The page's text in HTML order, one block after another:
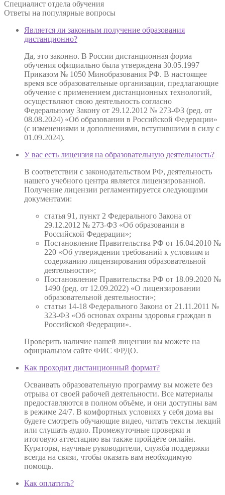
Специалист отдела обучения
Ответы на популярные вопросы
Является ли законным получение образования
дистанционно?
Да, это законно. В России дистанционная форма
обучения официально была утверждена 30.05.1997
Приказом № 1050 Минобразования РФ. В настоящее
время все образовательные организации, предлагающие
обучение с применением дистанционных технологий,
осуществляют свою деятельность согласно
Федеральному Закону от 29.12.2012 № 273-ФЗ (ред. от
08.08.2024) «Об образовании в Российской Федерации»
(с изменениями и дополнениями, вступившими в силу с
01.09.2024).
У вас есть лицензия на образовательную деятельность?
В соответствии с законодательством РФ, деятельность
нашего учебного центра является лицензированной.
Получение лицензии регламентируется следующими
документами:
статья 91, пункт 2 Федерального Закона от
29.12.2012 № 273-ФЗ «Об образовании в
Российской Федерации»;
Постановление Правительства РФ от 16.04.2010 №
220 «Об утверждении требований к условиям и
содержанию лицензирования образовательной
деятельности»;
Постановление Правительства РФ от 18.09.2020 №
1490 (ред. от 12.09.2022) «О лицензировании
образовательной деятельности»;
статьи 14-18 Федерального Закона от 21.11.2011 №
323-ФЗ «Об основах охраны здоровья граждан в
Российской Федерации».
Проверить наличие нашей лицензии вы можете на
официальном сайте ФИС ФРДО.
Как проходит дистанционный формат?
Осваивать образовательную программу вы можете без
отрыва от своей рабочей деятельности. Все материалы
предоставляются в полном объёме, и они доступны вам
в режиме 24/7. В комфортных условиях у себя дома вы
будете смотреть обучающие видео, читать тексты лекций
или слушать аудио. Промежуточные проверки и
итоговую аттестацию вы также пройдёте онлайн.
Кураторы, научные руководители, служба поддержки
всегда на связи, чтобы оказать вам необходимую
помощь.
Как оплатить?